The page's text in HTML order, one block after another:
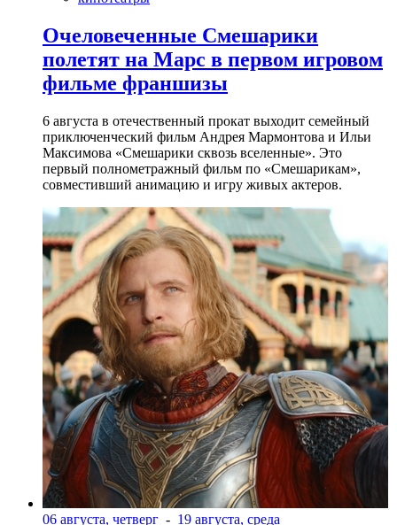
Очеловеченные Смешарики
полетят на Марс в первом игровом
фильме франшизы
6 августа в отечественный прокат выходит семейный
приключенческий фильм Андрея Мармонтова и Ильи
Максимова «Смешарики сквозь вселенные». Это
первый полнометражный фильм по «Смешарикам»,
совместивший анимацию и игру живых актеров.
06 августа, четверг - 19 августа, среда